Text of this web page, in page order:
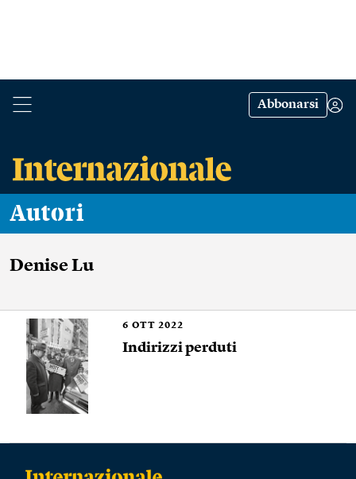
Abbonarsi
Autori
Denise Lu
6 OTT 2022
Indirizzi perduti